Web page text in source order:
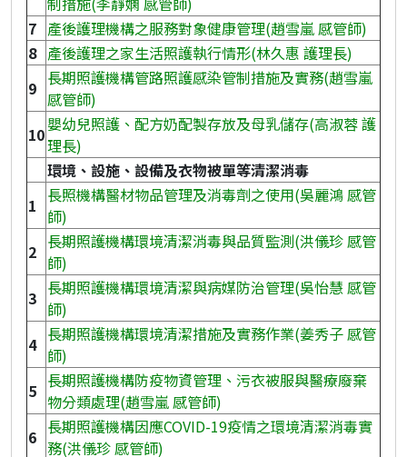
7 產後護理機構之服務對象健康管理(趙雪嵐 感管師)
8 產後護理之家生活照護執行情形(林久惠 護理長)
9 長期照護機構管路照護感染管制措施及實務(趙雪嵐
感管師)
10嬰幼兒照護、配方奶配製存放及母乳儲存(高淑蓉 護
理長)
環境、設施、設備及衣物被單等清潔消毒
1 長照機構醫材物品管理及消毒劑之使用(吳麗鴻 感管
師)
2 長期照護機構環境清潔消毒與品質監測(洪儀珍 感管
師)
3 長期照護機構環境清潔與病媒防治管理(吳怡慧 感管
師)
4 長期照護機構環境清潔措施及實務作業(姜秀子 感管
師)
5 長期照護機構防疫物資管理、污衣被服與醫療廢棄
物分類處理(趙雪嵐 感管師)
6 長期照護機構因應COVID-19疫情之環境清潔消毒實
務(洪儀珍 感管師)